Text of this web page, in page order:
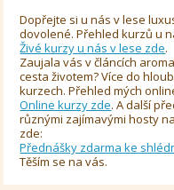
Dopřejte si u nás v lese
dovolené. Přehled kurzů u
Živé kurzy u nás v lese zde.
Zaujala vás v článcích
cesta životem? Více do
kurzech. Přehled mých
Online kurzy zde. A další
různými zajímavými hosty
zde:
Přednášky zdarma ke
Těším se na vás.